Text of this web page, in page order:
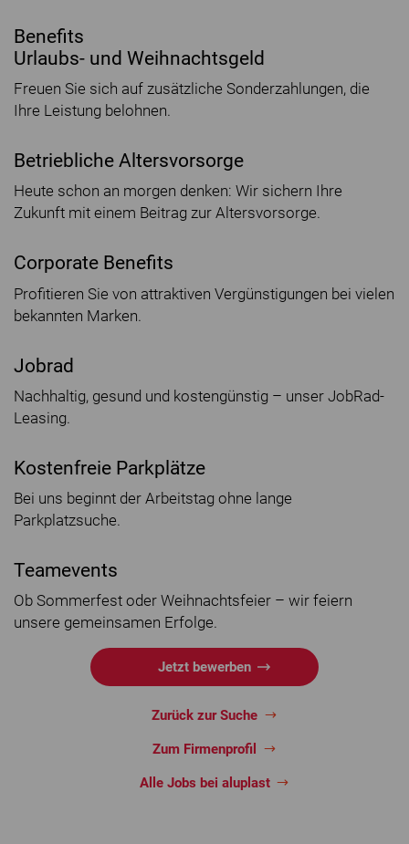
Benefits
Urlaubs- und Weihnachtsgeld
Freuen Sie sich auf zusätzliche Sonderzahlungen, die
Ihre Leistung belohnen.
Betriebliche Altersvorsorge
Heute schon an morgen denken: Wir sichern Ihre
Zukunft mit einem Beitrag zur Altersvorsorge.
Corporate Benefits
Profitieren Sie von attraktiven Vergünstigungen bei vielen
bekannten Marken.
Jobrad
Nachhaltig, gesund und kostengünstig – unser JobRad-
Leasing.
Kostenfreie Parkplätze
Bei uns beginnt der Arbeitstag ohne lange
Parkplatzsuche.
Teamevents
Ob Sommerfest oder Weihnachtsfeier – wir feiern
unsere gemeinsamen Erfolge.
Jetzt bewerben
Zurück zur Suche
Zum Firmenprofil
Alle Jobs bei aluplast